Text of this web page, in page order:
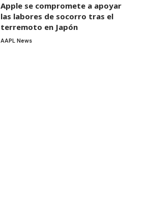
Apple se compromete a apoyar
las labores de socorro tras el
terremoto en Japón
AAPL News